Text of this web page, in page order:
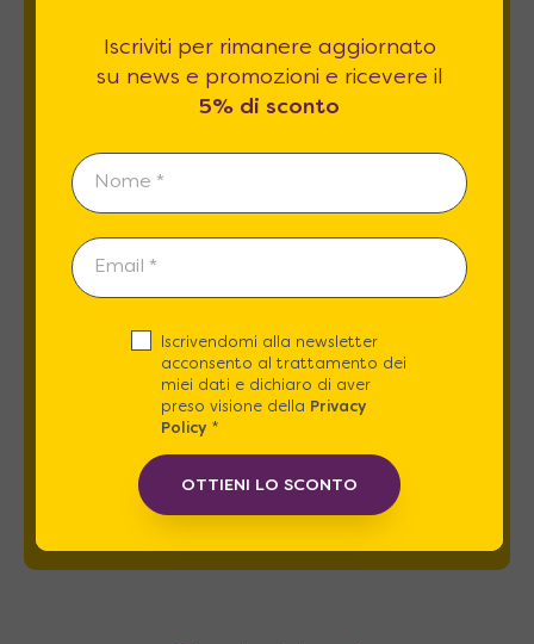
Newsletter
Iscriviti per rimanere aggiornato su news
Esprimo il mio consenso al trattamento dati
relativamente alpunto 2 A e Bdell'informativa
REGISTRATI
Iscriviti per rimanere aggiornato
su news e promozioni e ricevere il
5% di sconto
Iscrivendomi alla newsletter
acconsento al trattamento dei
miei dati e dichiaro di aver
preso visione della
Privacy
Policy*
OTTIENI LO SCONTO